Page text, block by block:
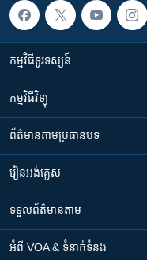
កម្មវិធី​ទូរទស្សន៍
កម្មវិធី​វិទ្យុ
ព័ត៌មាន​តាមប្រធានបទ​
រៀន​​អង់គ្លេស
ទទួល​ព័ត៌មាន​តាម
អំពី​ VOA & ទំនាក់ទំនង